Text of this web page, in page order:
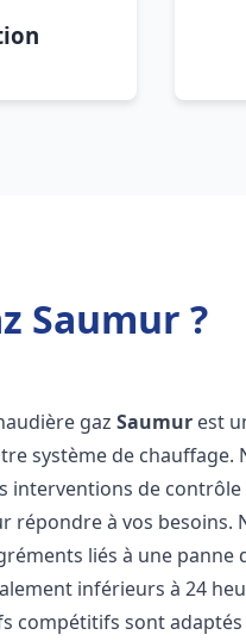
Saumur ?
gazSaumur est
système de chauffage.
interventions de
répondre à vos besoins.
liés à une panne
inférieurs à 24
compétitifs sont